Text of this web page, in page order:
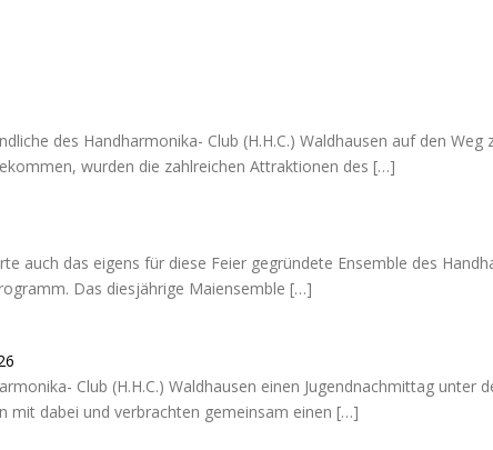
des Handharmonika- Club (H.H.C.) Waldhausen auf den
wurden die zahlreichen Attraktionen des […]
auch das eigens für diese Feier gegründete Ensemble des
Das diesjährige Maiensemble […]
Club (H.H.C.) Waldhausen einen Jugendnachmittag unter
mit dabei und verbrachten gemeinsam einen […]